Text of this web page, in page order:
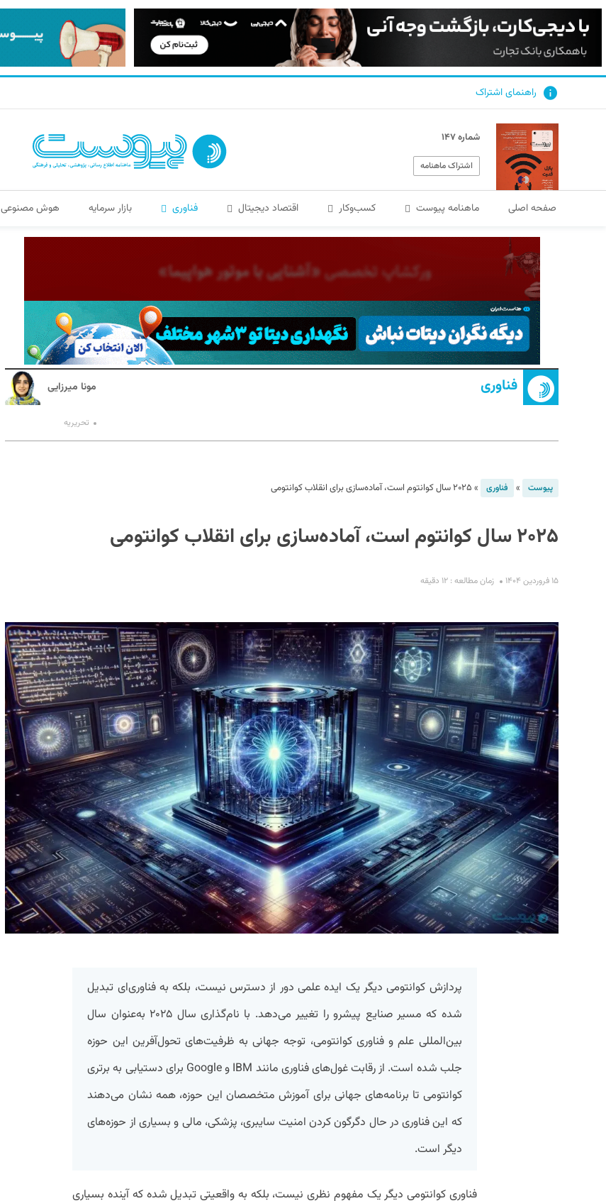
راهنمای اشتراک
شماره ۱۴۷
اشتراک ماهنامه
صفحه اصلی ماهنامه پیوست کسب‌و‌کار اقتصاد دیجیتال فناوری بازار سرمایه هوش مصنوعی
فناوری مونا میرزایی
تحریریه
پیوست » فناوری » ۲۰۲۵ سال کوانتوم است، آماده‌سازی برای انقلاب کوانتومی
۲۰۲۵ سال کوانتوم است، آماده‌سازی برای انقلاب کوانتومی
۱۵ فروردین ۱۴۰۴ زمان مطالعه : ۱۲ دقیقه
پردازش کوانتومی دیگر یک ایده علمی دور از دسترس نیست، بلکه به فناوری‌ای تبدیل
شده که مسیر صنایع پیشرو را تغییر می‌دهد. با نام‌گذاری سال ۲۰۲۵ به‌عنوان سال
بین‌المللی علم و فناوری کوانتومی، توجه جهانی به ظرفیت‌های تحول‌آفرین این حوزه
جلب شده است. از رقابت غول‌های فناوری مانند IBM و Google برای دستیابی به برتری
کوانتومی تا برنامه‌های جهانی برای آموزش متخصصان این حوزه، همه نشان می‌دهند
که این فناوری در حال دگرگون کردن امنیت سایبری، پزشکی، مالی و بسیاری از حوزه‌های
دیگر است.
فناوری کوانتومی دیگر یک مفهوم نظری نیست، بلکه به واقعیتی تبدیل شده که آینده بسیاری